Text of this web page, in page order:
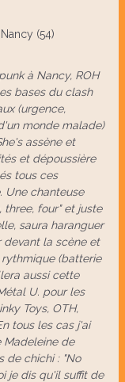
(54)
à Nancy, ROH
bases du clash
(urgence,
monde malade)
assène et
et dépoussière
tous ces
Une chanteuse
three, four" et juste
saura haranguer
devant la scène et
(batterie
aussi cette
U. pour les
Toys, OTH,
tous les cas j'ai
de
de chichi : "No
je dis qu'il suffit de